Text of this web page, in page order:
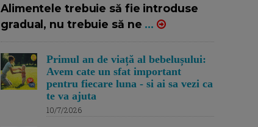
Alimentele trebuie să fie introduse
gradual, nu trebuie să ne ...
Primul an de viață al bebelușului:
Avem cate un sfat important
pentru fiecare luna - si ai sa vezi ca
te va ajuta
10/7/2026